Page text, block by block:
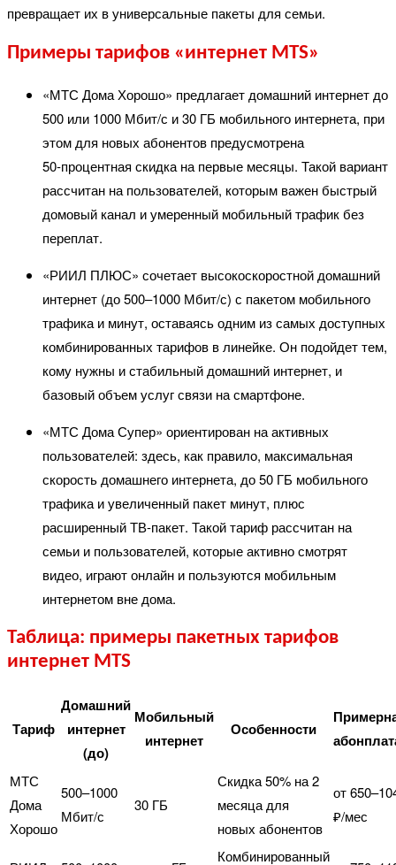
превращает их в универсальные пакеты для семьи.
Примеры тарифов «интернет MTS»
«МТС Дома Хорошо» предлагает домашний интернет до
500 или 1000 Мбит/с и 30 ГБ мобильного интернета, при
этом для новых абонентов предусмотрена
50‑процентная скидка на первые месяцы. Такой вариант
рассчитан на пользователей, которым важен быстрый
домовый канал и умеренный мобильный трафик без
переплат.
«РИИЛ ПЛЮС» сочетает высокоскоростной домашний
интернет (до 500–1000 Мбит/с) с пакетом мобильного
трафика и минут, оставаясь одним из самых доступных
комбинированных тарифов в линейке. Он подойдет тем,
кому нужны и стабильный домашний интернет, и
базовый объем услуг связи на смартфоне.
«МТС Дома Супер» ориентирован на активных
пользователей: здесь, как правило, максимальная
скорость домашнего интернета, до 50 ГБ мобильного
трафика и увеличенный пакет минут, плюс
расширенный ТВ-пакет. Такой тариф рассчитан на
семьи и пользователей, которые активно смотрят
видео, играют онлайн и пользуются мобильным
интернетом вне дома.
Таблица: примеры пакетных тарифов
интернет MTS
Тариф
Домашний
интернет
(до)
Мобильный
интернет
Особенности
МТС
Дома
Хорошо
500–1000
Мбит/с
30 ГБ
Скидка 50% на 2
месяца для
новых абонентов
от
₽/мес
Комбинированный